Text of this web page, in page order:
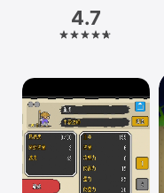
プラットフォーム
iPhone
Mac
Vision
Watch
TV
4.7